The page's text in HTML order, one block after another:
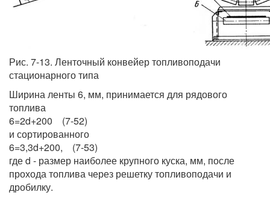
Рис. 7-13. Ленточный конвейер топливоподачи
стационарного типа
Ширина ленты 6, мм, принимается для рядового
топлива
6=2d+200 (7-52)
и сортированного
6=3,3d+200, (7-53)
где d - размер наиболее крупного куска, мм, после
прохода топлива через решетку топливоподачи и
дробилку.